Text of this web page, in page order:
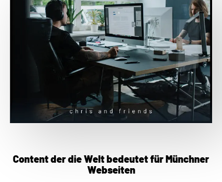
SSL PAYMENT
DSGVO KONFORM
WORDPRESS
TYPO3
MAGENTO
SHOPIFY
HTML PHP CSS
Content der die Welt bedeutet für Münchner
Webseiten